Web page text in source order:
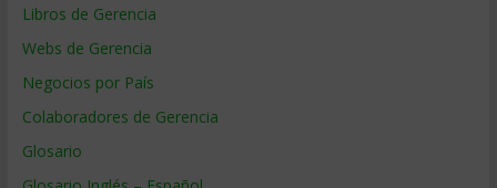
Libros de Gerencia
Webs de Gerencia
Negocios por País
Colaboradores de Gerencia
Glosario